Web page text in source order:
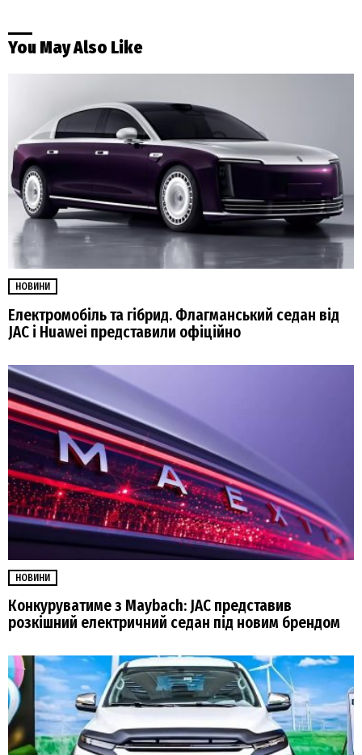
You May Also Like
НОВИНИ
Електромобіль та гібрид. Флагманський седан від
JAC і Huawei представили офіційно
НОВИНИ
Конкуруватиме з Maybach: JAC представив
розкішний електричний седан під новим брендом